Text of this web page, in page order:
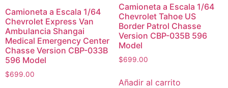
Camioneta a Escala 1/64
Chevrolet Express Van
Ambulancia Shangai
Medical Emergency Center
Chasse Version CBP-033B
596 Model
$699.00
Camioneta a Escala 1/64
Chevrolet Tahoe US
Border Patrol Chasse
Version CBP-035B 596
Model
$699.00
Añadir al carrito